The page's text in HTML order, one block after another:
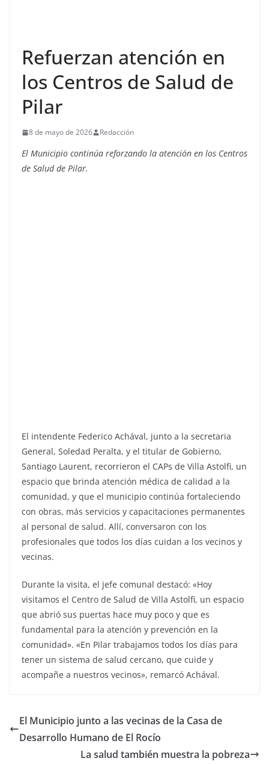
Refuerzan atención en
los Centros de Salud de
Pilar
8 de mayo de 2026 Redacción
El Municipio continúa reforzando la atención en los Centros
de Salud de Pilar.
El intendente Federico Achával, junto a la secretaria
General, Soledad Peralta, y el titular de Gobierno,
Santiago Laurent, recorrieron el CAPs de Villa Astolfi, un
espacio que brinda atención médica de calidad a la
comunidad, y que el municipio continúa fortaleciendo
con obras, más servicios y capacitaciones permanentes
al personal de salud. Allí, conversaron con los
profesionales que todos los días cuidan a los vecinos y
vecinas.
Durante la visita, el jefe comunal destacó: «Hoy
visitamos el Centro de Salud de Villa Astolfi, un espacio
que abrió sus puertas hace muy poco y que es
fundamental para la atención y prevención en la
comunidad». «En Pilar trabajamos todos los días para
tener un sistema de salud cercano, que cuide y
acompañe a nuestros vecinos», remarcó Achával.
El Municipio junto a las vecinas de la Casa de
Desarrollo Humano de El Rocío
La salud también muestra la pobreza